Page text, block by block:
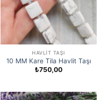
HAVLIT TAŞI
10 MM Kare Tila Havlit Taşı
₺750,00